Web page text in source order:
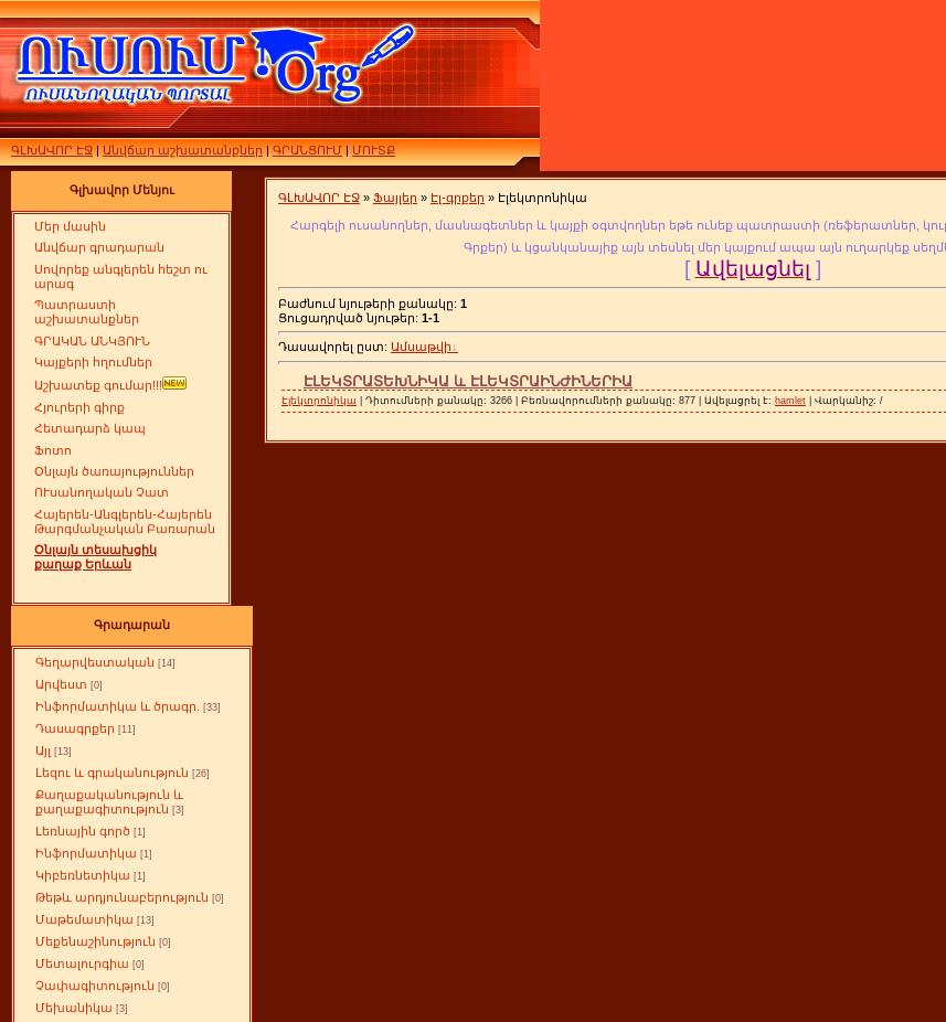
ԳԼԽԱՎՈՐ ԷՋ|Անվճար աշխատանքներ|ԳՐԱՆՑՈՒՄ|ՄՈՒՏՔ
Գլխավոր Մենյու
Մեր մասին
Անվճար գրադարան
Սովորեք անգլերեն հեշտ ու
արագ
Պատրաստի
աշխատանքներ
ԳՐԱԿԱՆ ԱՆԿՅՈՒՆ
Կայքերի հղումներ
Աշխատեք գումար!!!
Հյուրերի գիրք
Հետադարձ կապ
Ֆոտո
Օնլայն ծառայություններ
ՈՒսանողական Չատ
Հայերեն-Անգլերեն-Հայերեն
Թարգմանչական Բառարան
Օնլայն տեսախցիկ
քաղաք Երևան
Գրադարան
Գեղարվեստական [14]
Արվեստ [0]
Ինֆորմատիկա և ծրագր. [33]
Դասագրքեր [11]
Այլ [13]
Լեզու և գրականություն [26]
Քաղաքականություն և
քաղաքագիտություն [3]
Լեռնային գործ [1]
Ինֆորմատիկա [1]
Կիբեռնետիկա [1]
Թեթև արդյունաբերություն [0]
Մաթեմատիկա [13]
Մեքենաշինություն [0]
Մետալուրգիա [0]
Չափագիտություն [0]
Մեխանիկա [3]
ԳԼԽԱՎՈՐ ԷՋ » Ֆայլեր » Էլ-գրքեր » Էլեկտրոնիկա
Հարգելի ուսանողներ, մասնագետներ և կայքի օգտվողներ եթե ունեք պատրաստի (ռեֆերատներ,
Գրքեր) և կցանկանայիք այն տեսնել մեր կայքում ապա այն ուղարկեք
[ Ավելացնել ]
Բաժնում նյութերի քանակը: 1
Ցուցադրված նյութեր: 1-1
Դասավորել ըստ: Ամսաթվի
ԷԼԵԿՏՐԱՏԵԽՆԻԿԱ և ԷԼԵԿՏՐԱԻՆԺԻՆԵՐԻԱ
Էլեկտրոնիկա | Դիտումների քանակը: 3266 | Բեռնավորումների քանակը: 877 | Ավելացրել է: hamlet | Վարկանիշ: /